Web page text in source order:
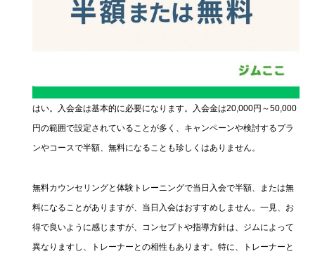
はい。入会金は基本的に必要になります。入会金は20,000円～50,000
円の範囲で設定されていることが多く、キャンペーンや検討するプラ
ンやコースで半額、無料になることも珍しくはありません。
無料カウンセリングと体験トレーニングで当日入会で半額、または無
料になることがありますが、当日入会はおすすめしません。一見、お
得で良いように感じますが、コンセプトや指導方針は、ジムによって
異なりますし、トレーナーとの相性もあります。特に、トレーナーと